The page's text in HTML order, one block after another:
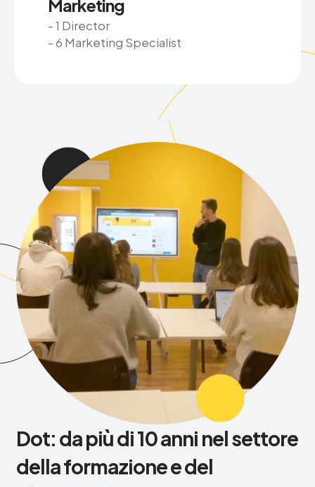
Marketing
- 1 Director
- 6 Marketing Specialist
Dot: da più di 10 anni nel settore
della formazione e del